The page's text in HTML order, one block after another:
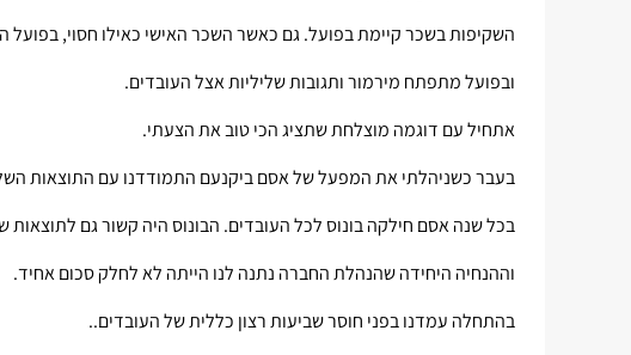
השקיפות בשכר קיימת בפועל. גם כאשר השכר האישי כאילו חסוי, בפועל
ובפועל מתפתח מירמור ותגובות שליליות אצל העובדים.
אתחיל עם דוגמה מוצלחת שתציג הכי טוב את הצעתי.
בעבר כשניהלתי את המפעל של אסם ביקנעם התמודדנו עם התוצאות
בכל שנה אסם חילקה בונוס לכל העובדים. הבונוס היה קשור גם לתוצאות
וההנחיה היחידה שהנהלת החברה נתנה לנו הייתה לא לחלק סכום אחיד.
בהתחלה עמדנו בפני חוסר שביעות רצון כללית של העובדים..